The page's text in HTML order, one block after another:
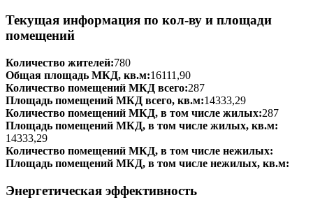
Текущая информация по кол-ву и площади
помещений
Количество жителей:780
Общая площадь МКД, кв.м:16111,90
Количество помещений МКД всего:287
Площадь помещений МКД всего, кв.м:14333,29
Количество помещений МКД, в том числе жилых:287
Площадь помещений МКД, в том числе жилых, кв.м:
14333,29
Количество помещений МКД, в том числе нежилых:
Площадь помещений МКД, в том числе нежилых, кв.м:
Энергетическая эффективность